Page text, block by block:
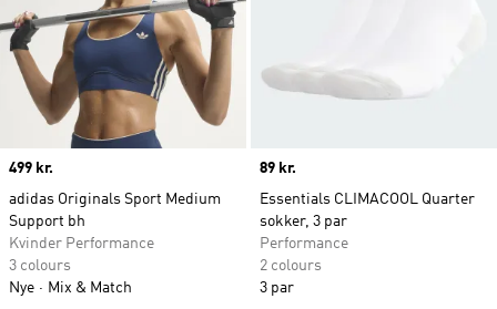
Price
499 kr.
adidas Originals Sport Medium
Support bh
Kvinder Performance
3 colours
Nye
Mix & Match
Price
89 kr.
Essentials CLIMACOOL Quarter
sokker, 3 par
Performance
2 colours
3 par